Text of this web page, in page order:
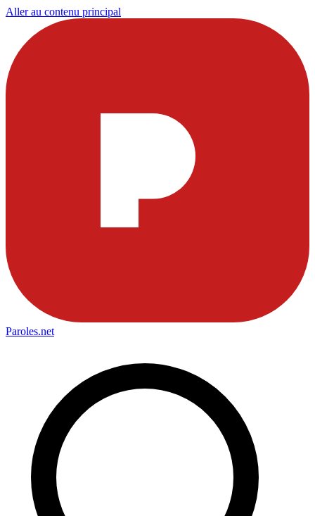
Aller au contenu principal
Paroles.net